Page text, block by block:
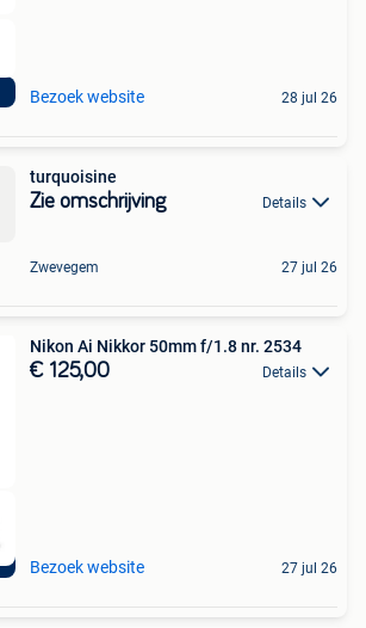
Bezoek website 28 jul 26
turquoisine
Zie omschrijving Details
Zwevegem 27 jul 26
Nikon Ai Nikkor 50mm f/1.8 nr. 2534
€ 125,00 Details
Bezoek website 27 jul 26